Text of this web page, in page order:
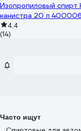
Изопропиловый
канистра 20 л 400006
4.4
(14)
Часто ищут